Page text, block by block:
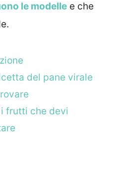
le modelle e che
del pane virale
frutti che devi